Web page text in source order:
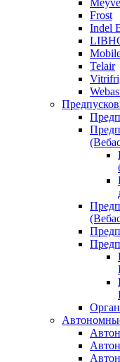
Frost
Indel
Telair